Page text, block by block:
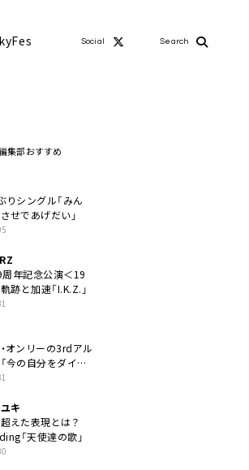
Social Search
集部おすすめ
りシングル「みん
せであげだい」
周年記念公演＜19
跡と加速「I.K.Z.」
オンリーの3rdアル
今の自分をダイレ
キ
えた表現とは？
「天使達の歌」